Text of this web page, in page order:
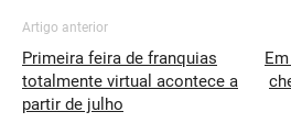
Artigo anterior
Primeira feira de franquias
totalmente virtual acontece a
partir de julho